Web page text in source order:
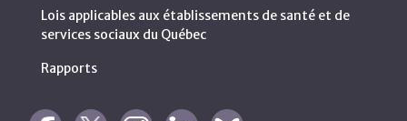
Lois applicables aux établissements de santé et de
services sociaux du Québec
Rapports